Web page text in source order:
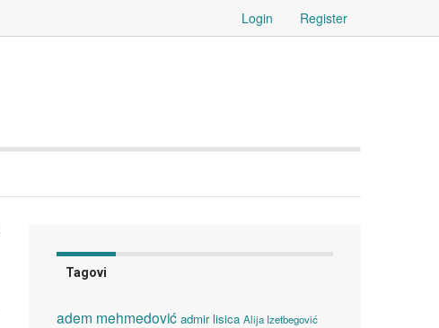
Login Register
Tagovi
adem mehmedović admir lisica Alija Izetbegović